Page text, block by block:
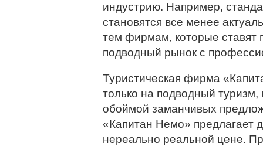
индустрию. Например,
становятся все менее
тем фирмам, которые
подводный рынок с
Туристическая фирма
только на подводный туризм,
обоймой заманчивых
«Капитан Немо» предлагает
нереально реальной цене.